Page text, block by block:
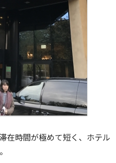
在時間が極めて短く、ホテル